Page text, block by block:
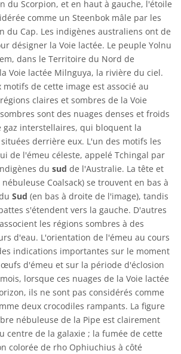
du Scorpion, et en haut à gauche, l'étoile
comme un Steenbok mâle par les
du Cap. Les indigènes australiens ont de
désigner la Voie lactée. Le peuple Yolnu
dans le Territoire du Nord de
Voie lactée Milnguya, la rivière du ciel.
de cette image est associé au
claires et sombres de la Voie
sont des nuages denses et froids
gaz interstellaires, qui bloquent la
derrière eux. L'un des motifs les
de l'émeu céleste, appelé Tchingal par
du sud de l'Australie. La tête et
Coalsack) se trouvent en bas à
Sud (en bas à droite de l'image), tandis
s'étendent vers la gauche. D'autres
les régions sombres à des
d'eau. L'orientation de l'émeu au cours
indications importantes sur le moment
d'émeu et sur la période d'éclosion
lorsque ces nuages de la Voie lactée
ils ne sont pas considérés comme
deux crocodiles rampants. La figure
nébuleuse de la Pipe est clairement
centre de la galaxie ; la fumée de cette
colorée de rho Ophiuchius à côté